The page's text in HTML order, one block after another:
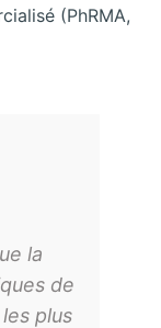
(PhRMA,
la
de
plus